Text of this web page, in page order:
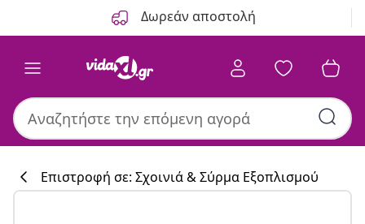
Δωρεάν αποστολή
Επιστροφή σε: Σχοινιά & Σύρμα Εξοπλισμού